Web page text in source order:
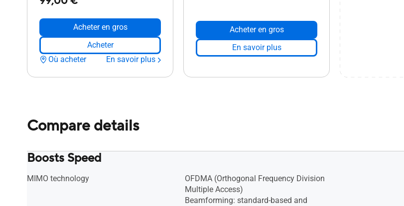
Acheter en gros
Acheter
Où acheter
En savoir plus
Acheter en gros
En savoir plus
Compare details
Boosts Speed
MIMO technology
OFDMA (Orthogonal Frequency Division
Multiple Access)
Beamforming: standard-based and